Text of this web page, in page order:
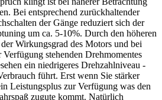
Bei entsprechend zurückhaltender
der Gänge reduziert sich der
um ca. 5-10%. Durch den höheren
Wirkungsgrad des Motors und bei
stehenden Drehmomentes
ein niedrigeres Drehzahlniveau -
führt. Erst wenn Sie stärker
Leistungsplus zur Verfügung was den
zugute kommt. Natürlich